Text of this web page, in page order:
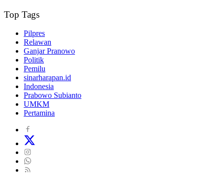
Top Tags
Pilpres
Relawan
Ganjar Pranowo
Politik
Pemilu
sinarharapan.id
Indonesia
Prabowo Subianto
UMKM
Pertamina